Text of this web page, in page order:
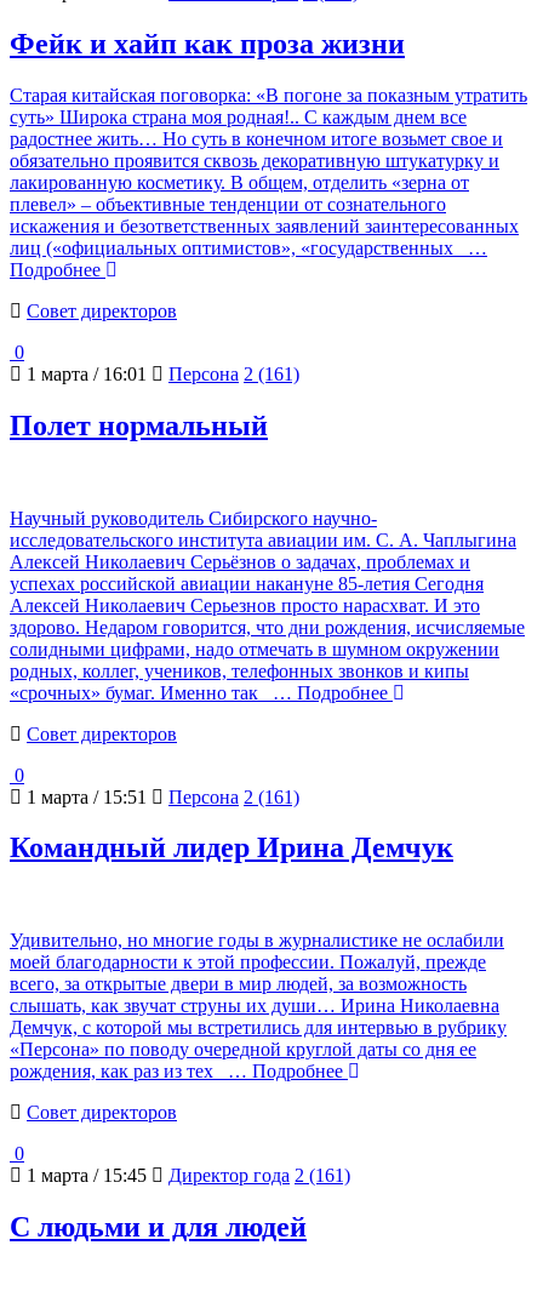
Фейк и хайп как проза жизни
Cтарая китайская поговорка: «В погоне за показным утратить
суть» Широка страна моя родная!.. С каждым днем все
радостнее жить… Но суть в конечном итоге возьмет свое и
обязательно проявится сквозь декоративную штукатурку и
лакированную косметику. В общем, отделить «зерна от
плевел» – объективные тенденции от сознательного
искажения и безответственных заявлений заинтересованных
лиц («официальных оптимистов», «государственных
…
Подробнее
Cовет директоров
0
1 марта / 16:01
Персона 2 (161)
Полет нормальный
Научный руководитель Сибирского научно-
исследовательского института авиации им. С. А. Чаплыгина
Алексей Николаевич Серьёзнов о задачах, проблемах и
успехах российской авиации накануне 85-летия Сегодня
Алексей Николаевич Серьезнов просто нарасхват. И это
здорово. Недаром говорится, что дни рождения, исчисляемые
солидными цифрами, надо отмечать в шумном окружении
родных, коллег, учеников, телефонных звонков и кипы
«срочных» бумаг. Именно так
… Подробнее
Cовет директоров
0
1 марта / 15:51
Персона 2 (161)
Командный лидер Ирина Демчук
Удивительно, но многие годы в журналистике не ослабили
моей благодарности к этой профессии. Пожалуй, прежде
всего, за открытые двери в мир людей, за возможность
слышать, как звучат струны их души… Ирина Николаевна
Демчук, с которой мы встретились для интервью в рубрику
«Персона» по поводу очередной круглой даты со дня ее
рождения, как раз из тех
… Подробнее
Cовет директоров
0
1 марта / 15:45
Директор года 2 (161)
С людьми и для людей